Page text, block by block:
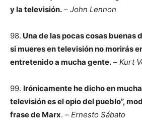
y la televisión. – John Lennon
98. Una de las pocas cosas buenas
si mueres en televisión no morirás
entretenido a mucha gente. – Kurt
99. Irónicamente he dicho en
televisión es el opio del pueblo”,
frase de Marx. – Ernesto Sábato